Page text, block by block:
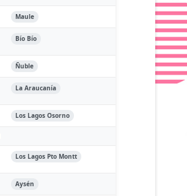
Maule
Bío Bío
Ñuble
La Araucanía
Los Lagos Osorno
Los Lagos Pto Montt
Aysén